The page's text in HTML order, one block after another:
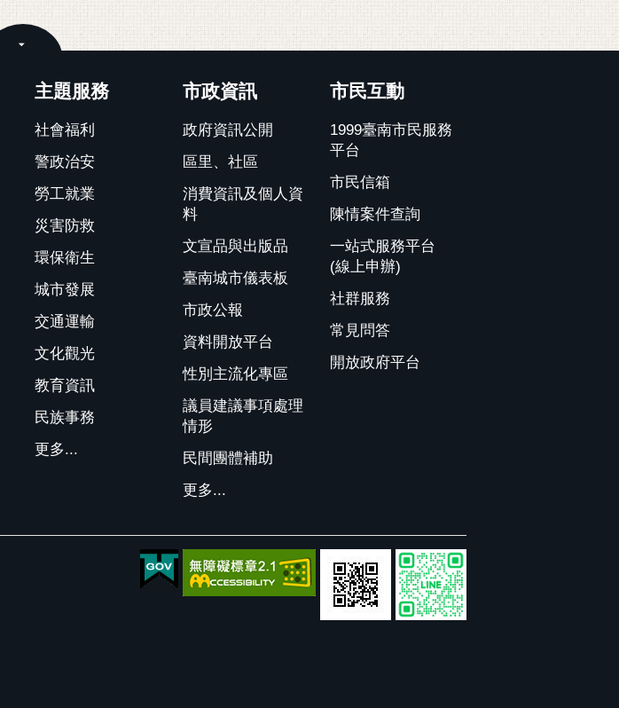
主題服務
社會福利
警政治安
勞工就業
災害防救
環保衛生
城市發展
交通運輸
文化觀光
教育資訊
民族事務
更多...
市政資訊
政府資訊公開
區里、社區
消費資訊及個人資
料
文宣品與出版品
臺南城市儀表板
市政公報
資料開放平台
性別主流化專區
議員建議事項處理
情形
民間團體補助
更多...
市民互動
1999臺南市民服務
平台
市民信箱
陳情案件查詢
一站式服務平台
(線上申辦)
社群服務
常見問答
開放政府平台